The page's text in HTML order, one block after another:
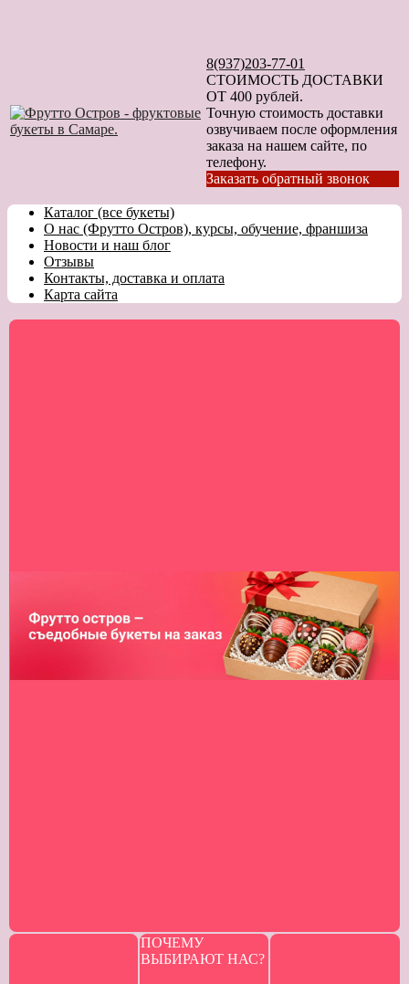
8(937)203-77-01
СТОИМОСТЬ ДОСТАВКИ
ОТ 400 рублей.
Точную стоимость доставки
озвучиваем после оформления
заказа на нашем сайте, по
телефону.
Заказать обратный звонок
Каталог (все букеты)
О нас (Фрутто Остров), курсы, обучение, франшиза
Новости и наш блог
Отзывы
Контакты, доставка и оплата
Карта сайта
ПОЧЕМУ
ВЫБИРАЮТ НАС?